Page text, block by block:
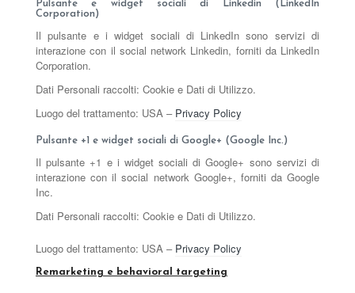
Pulsante e widget sociali di Linkedin (LinkedIn
Corporation)
Il pulsante e i widget sociali di LinkedIn sono servizi di
interazione con il social network Linkedin, forniti da LinkedIn
Corporation.
Dati Personali raccolti: Cookie e Dati di Utilizzo.
Luogo del trattamento: USA – Privacy Policy
Pulsante +1 e widget sociali di Google+ (Google Inc.)
Il pulsante +1 e i widget sociali di Google+ sono servizi di
interazione con il social network Google+, forniti da Google
Inc.
Dati Personali raccolti: Cookie e Dati di Utilizzo.
Luogo del trattamento: USA – Privacy Policy
Remarketing e behavioral targeting